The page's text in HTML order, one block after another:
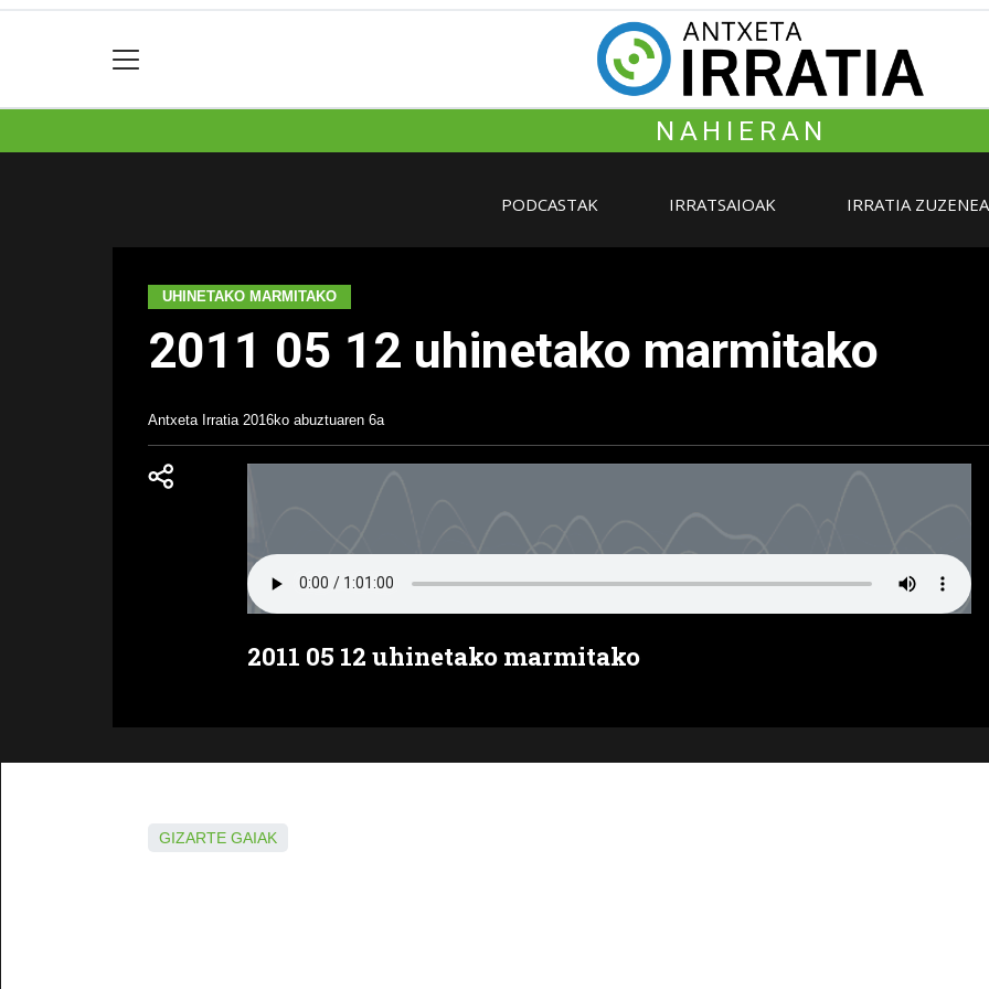
NAHIERAN
PODCASTAK IRRATSAIOAK IRRATIA
UHINETAKO MARMITAKO
2011 05 12 uhinetako marmitako
Antxeta Irratia 2016ko abuztuaren 6a
2011 05 12 uhinetako marmitako
GIZARTE GAIAK